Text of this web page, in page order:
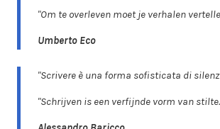
"Om te overleven moet je verhalen
Umberto Eco
"Scrivere è una forma sofisticata di
"Schrijven is een verfijnde vorm van